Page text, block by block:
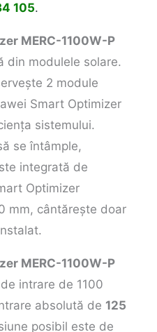
105.
MERC-1100W-P
din modulele solare.
2 module
Smart Optimizer
sistemului.
se întâmple,
integrată de
Optimizer
mm, cântărește doar
MERC-1100W-P
intrare de 1100
absolută de 125
posibil este de